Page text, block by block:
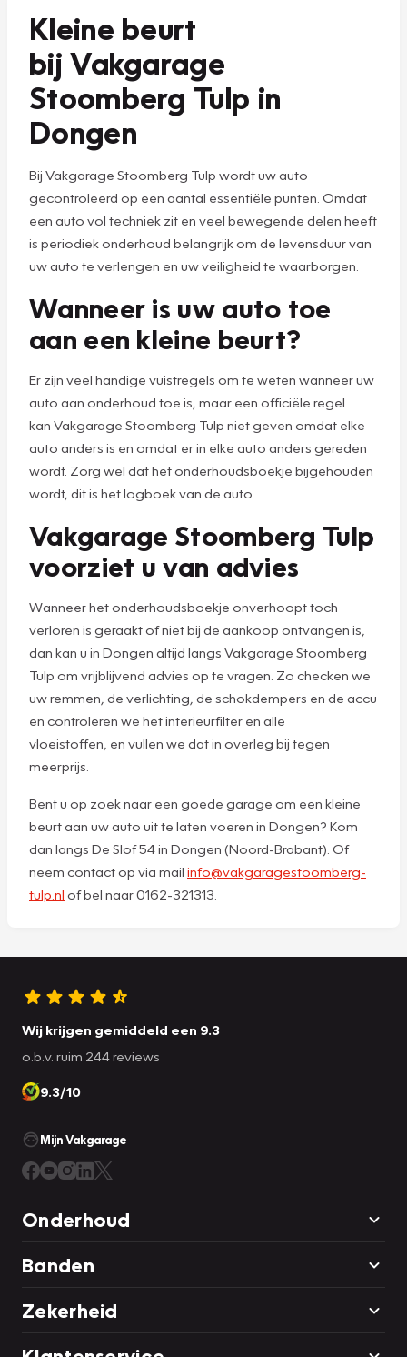
Kleine beurt
bij Vakgarage
Stoomberg Tulp in
Dongen
Bij Vakgarage Stoomberg Tulp wordt uw auto
gecontroleerd op een aantal essentiële punten. Omdat
een auto vol techniek zit en veel bewegende delen heeft
is periodiek onderhoud belangrijk om de levensduur van
uw auto te verlengen en uw veiligheid te waarborgen.
Wanneer is uw auto toe
aan een kleine beurt?
Er zijn veel handige vuistregels om te weten wanneer uw
auto aan onderhoud toe is, maar een officiële regel
kan Vakgarage Stoomberg Tulp niet geven omdat elke
auto anders is en omdat er in elke auto anders gereden
wordt. Zorg wel dat het onderhoudsboekje bijgehouden
wordt, dit is het logboek van de auto.
Vakgarage Stoomberg Tulp
voorziet u van advies
Wanneer het onderhoudsboekje onverhoopt toch
verloren is geraakt of niet bij de aankoop ontvangen is,
dan kan u in Dongen altijd langs Vakgarage Stoomberg
Tulp om vrijblijvend advies op te vragen. Zo checken we
uw remmen, de verlichting, de schokdempers en de accu
en controleren we het interieurfilter en alle
vloeistoffen, en vullen we dat in overleg bij tegen
meerprijs.
Bent u op zoek naar een goede garage om een kleine
beurt aan uw auto uit te laten voeren in Dongen? Kom
dan langs De Slof 54 in Dongen (Noord-Brabant). Of
neem contact op via mail info@vakgaragestoomberg-
tulp.nl of bel naar 0162-321313.
Wij krijgen gemiddeld een 9.3
o.b.v. ruim 244 reviews
9.3/10
Mijn Vakgarage
Onderhoud
Banden
Zekerheid